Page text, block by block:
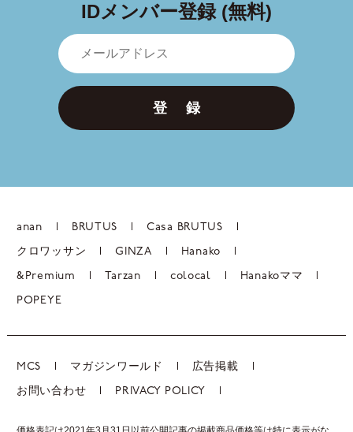
IDメンバー登録 (無料)
登 録
anan BRUTUS Casa BRUTUS
クロワッサン GINZA Hanako
&Premium Tarzan colocal Hanakoママ
POPEYE
MCS マガジンワールド 広告掲載
お問い合わせ PRIVACY POLICY